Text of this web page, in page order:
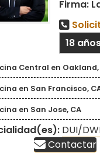
Firma:
18
Central en Oakland,
en San Francisco,
en San Jose, CA
DUI/
Contactar